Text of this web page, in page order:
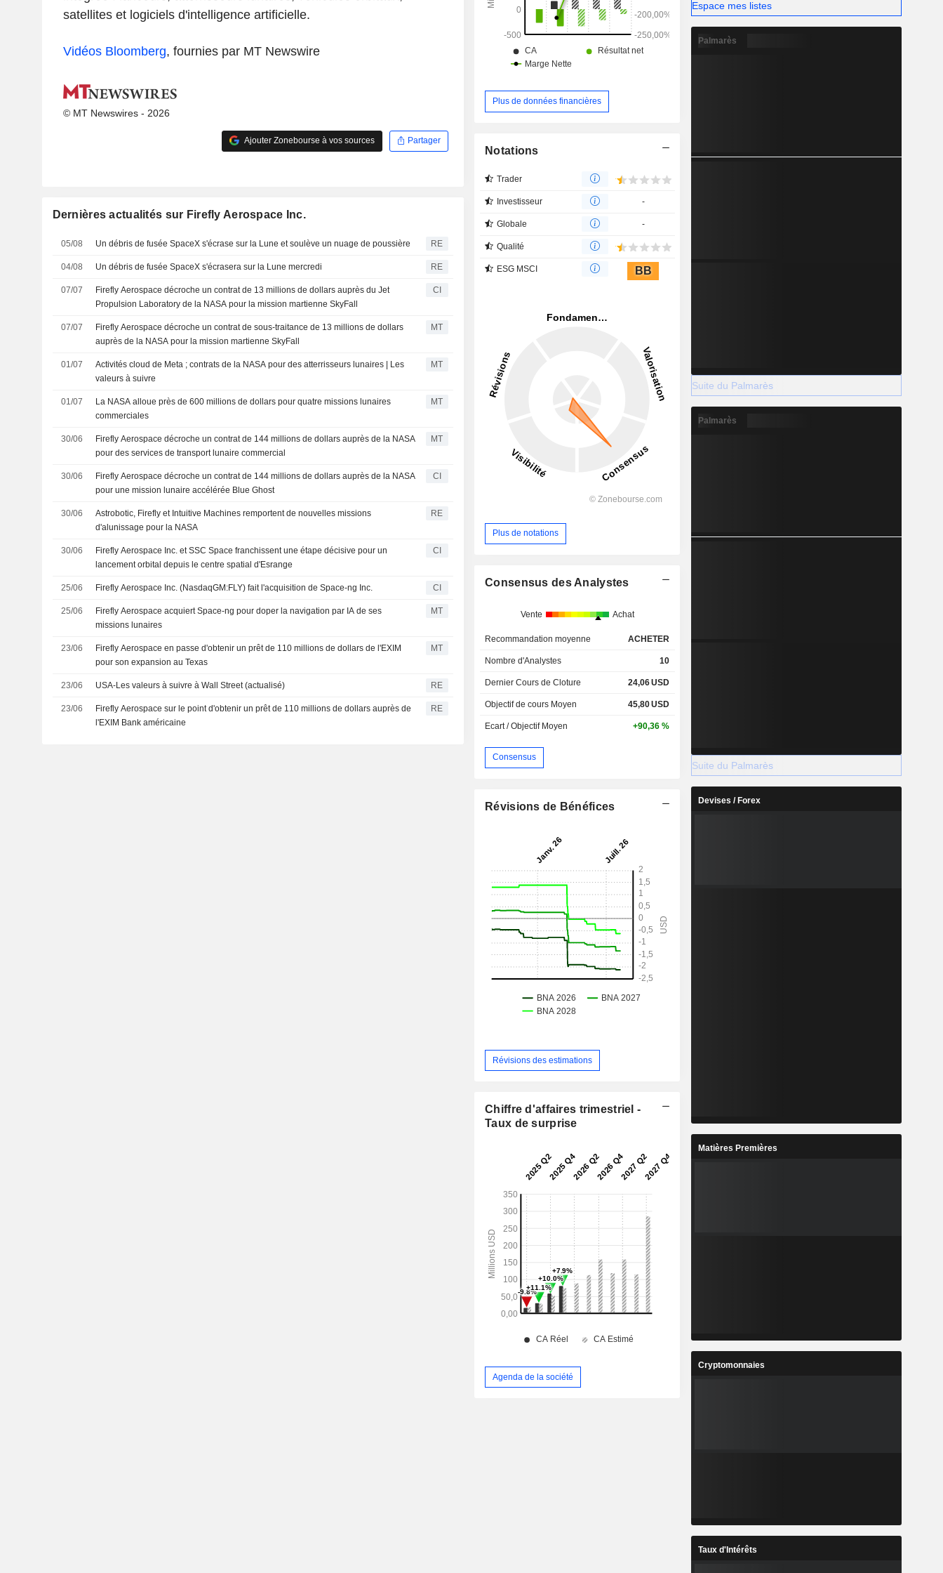
satellites et logiciels d'intelligence artificielle.
Vidéos Bloomberg, fournies par MT Newswire
© MT Newswires - 2026
Ajouter Zonebourse à vos sources Partager
Dernières actualités sur Firefly Aerospace Inc.
05/08 Un débris de fusée SpaceX s'écrase sur la Lune et soulève un nuage de poussière RE
04/08 Un débris de fusée SpaceX s'écrasera sur la Lune mercredi RE
07/07
Firefly Aerospace décroche un contrat de 13 millions de dollars auprès du Jet
Propulsion Laboratory de la NASA pour la mission martienne SkyFall
CI
07/07
Firefly Aerospace décroche un contrat de sous-traitance de 13 millions de dollars
auprès de la NASA pour la mission martienne SkyFall
MT
01/07
Activités cloud de Meta ; contrats de la NASA pour des atterrisseurs lunaires | Les
valeurs à suivre
MT
01/07
La NASA alloue près de 600 millions de dollars pour quatre missions lunaires
commerciales
MT
30/06
Firefly Aerospace décroche un contrat de 144 millions de dollars auprès de la NASA
pour des services de transport lunaire commercial
MT
30/06
Firefly Aerospace décroche un contrat de 144 millions de dollars auprès de la NASA
pour une mission lunaire accélérée Blue Ghost
CI
30/06
Astrobotic, Firefly et Intuitive Machines remportent de nouvelles missions
d'alunissage pour la NASA
RE
30/06
Firefly Aerospace Inc. et SSC Space franchissent une étape décisive pour un
lancement orbital depuis le centre spatial d'Esrange
CI
25/06 Firefly Aerospace Inc. (NasdaqGM:FLY) fait l'acquisition de Space-ng Inc. CI
25/06
Firefly Aerospace acquiert Space-ng pour doper la navigation par IA de ses
missions lunaires
MT
23/06
Firefly Aerospace en passe d'obtenir un prêt de 110 millions de dollars de l'EXIM
pour son expansion au Texas
MT
23/06 USA-Les valeurs à suivre à Wall Street (actualisé) RE
23/06
Firefly Aerospace sur le point d'obtenir un prêt de 110 millions de dollars auprès de
l'EXIM Bank américaine
RE
performance.
Plus de données financières
Notations
Trader
Investisseur -
Globale -
Qualité
ESG MSCI BB
Plus de notations
Consensus des Analystes
Vente Achat
Recommandation moyenne ACHETER
Nombre d'Analystes 10
Dernier Cours de Cloture 24,06USD
Objectif de cours Moyen 45,80USD
Ecart / Objectif Moyen +90,36 %
Consensus
Révisions de Bénéfices
Révisions des estimations
Chiffre d'affaires trimestriel -
Taux de surprise
Agenda de la société
Espace mes listes
Palmarès
Suite du Palmarès
Palmarès
Suite du Palmarès
Devises / Forex
Matières Premières
Cryptomonnaies
Taux d'Intérêts